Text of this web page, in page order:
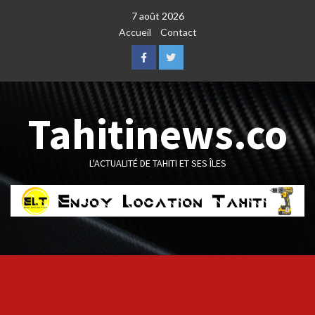
7 août 2026
Accueil
Contact
FacebookTwitter
Tahitinews.co
L'ACTUALITÉ DE TAHITI ET SES ÎLES